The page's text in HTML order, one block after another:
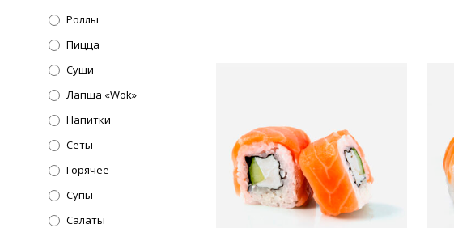
Роллы
Пицца
Суши
Лапша «Wok»
Напитки
Сеты
Горячее
Супы
Салаты